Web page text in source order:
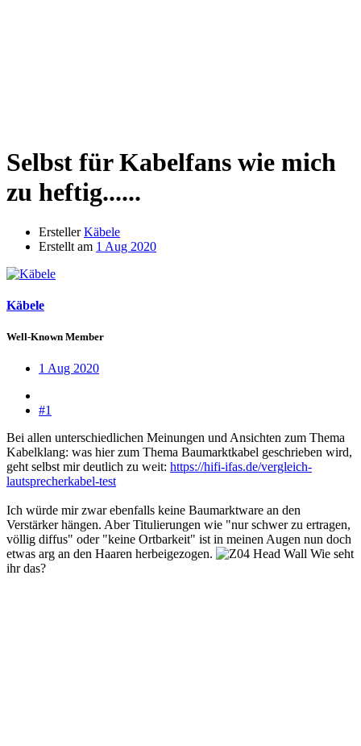
Selbst für Kabelfans wie mich
zu heftig......
Ersteller Käbele
Erstellt am 1 Aug 2020
Käbele
Well-Known Member
1 Aug 2020
#1
Bei allen unterschiedlichen Meinungen und Ansichten zum Thema
Kabelklang: was hier zum Thema Baumarktkabel geschrieben wird,
geht selbst mir deutlich zu weit: https://hifi-ifas.de/vergleich-
lautsprecherkabel-test
Ich würde mir zwar ebenfalls keine Baumarktware an den
Verstärker hängen. Aber Titulierungen wie "nur schwer zu ertragen,
völlig diffus" oder "keine Ortbarkeit" ist in meinen Augen nun doch
etwas arg an den Haaren herbeigezogen.
Wie seht
ihr das?